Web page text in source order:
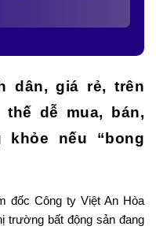
dân, giá rẻ, trên
dễ mua, bán,
nếu “bong
đốc Công ty Việt An Hòa
trường bất động sản đang